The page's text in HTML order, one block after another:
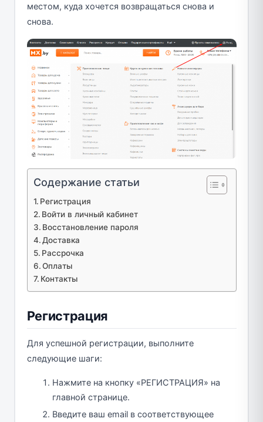
местом, куда хочется возвращаться снова и
снова.
Содержание статьи
Регистрация
Войти в личный кабинет
Восстановление пароля
Доставка
Рассрочка
Оплаты
Контакты
Регистрация
Для успешной регистрации, выполните
следующие шаги:
Нажмите на кнопку «РЕГИСТРАЦИЯ» на
главной странице.
Введите ваш email в соответствующее